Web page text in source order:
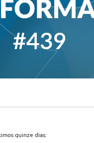
quinze dias: